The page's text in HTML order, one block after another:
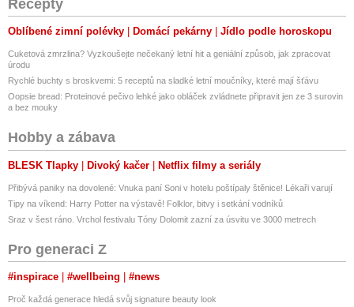
Ano
Jazyk rozhraní a aplikace
—
Anglický
Český
Plán nabíjení
Ne
Export do účetnictví
Ne
Ne
Formát reportů
Ne
Recepty
Oblíbené zimní polévky Domácí pekárny Jídlo podle horoskopu
Cuketová zmrzlina? Vyzkoušejte nečekaný letní hit a geniální způsob, jak zpracovat
úrodu
Rychlé buchty s broskvemi: 5 receptů na sladké letní moučníky, které mají šťávu
Oopsie bread: Proteinové pečivo lehké jako obláček zvládnete připravit jen ze 3 surovin
a bez mouky
Hobby a zábava
BLESK Tlapky Divoký kačer Netflix filmy a seriály
Přibývá paniky na dovolené: Vnuka paní Soni v hotelu poštípaly štěnice! Lékaři varují
Tipy na víkend: Harry Potter na výstavě! Folklor, bitvy i setkání vodníků
Sraz v šest ráno. Vrchol festivalu Tóny Dolomit zazní za úsvitu ve 3000 metrech
Pro generaci Z
#inspirace #wellbeing #news
Proč každá generace hledá svůj signature beauty look